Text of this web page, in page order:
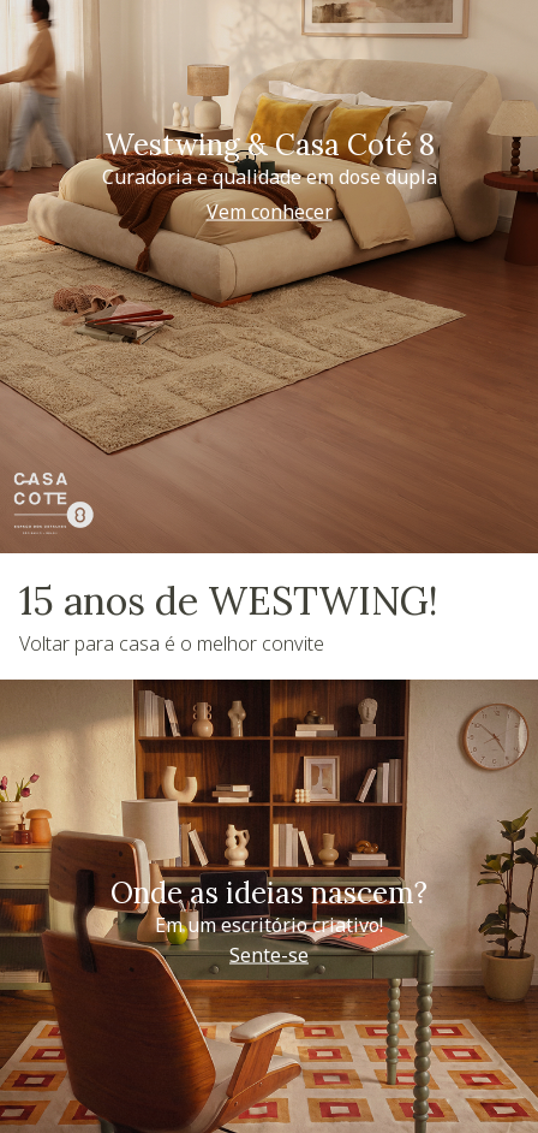
Westwing & Casa Coté 8
Curadoria e qualidade em dose dupla
Vem conhecer
15 anos de WESTWING!
Voltar para casa é o melhor convite
Onde as ideias nascem?
Em um escritório criativo!
Sente-se